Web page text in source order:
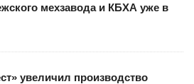
мехзавода и КБХА уже в
увеличил производство